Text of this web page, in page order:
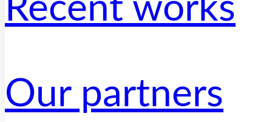
Recent works
Our partners